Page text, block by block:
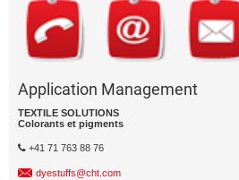
Application Management
TEXTILE SOLUTIONS
Colorants et pigments
+41 71 763 88 76
dyestuffs@cht.com